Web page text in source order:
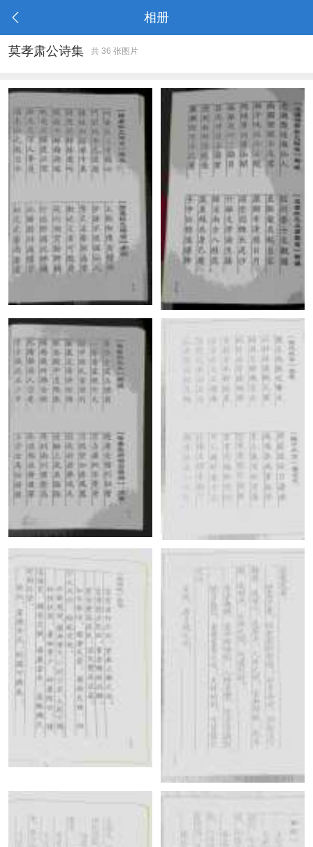
相册
莫孝肃公诗集 共 36 张图片